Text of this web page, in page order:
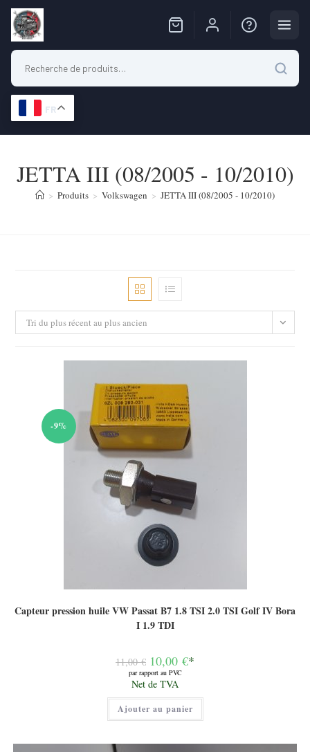
FR
contentJETTA III (08/2005 - 10/2010)
> Produits > Volkswagen > JETTA III (08/2005 - 10/2010)
Tri du plus récent au plus ancien
-9%
Capteur pression huile VW Passat B7 1.8 TSI 2.0 TSI Golf IV Bora
I 1.9 TDI
11,00€ Le
prix
initial
était :
11,00 €.
10,00 €*
par rapport au PVC
Le
prix
actuel
est :
10,00 €.
Net de TVA
Ajouter au panier